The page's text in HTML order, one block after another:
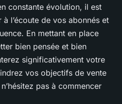
constante évolution, il est
l’écoute de vos abonnés et
En mettant en place
bien pensée et bien
significativement votre
vos objectifs de vente
pas à commencer